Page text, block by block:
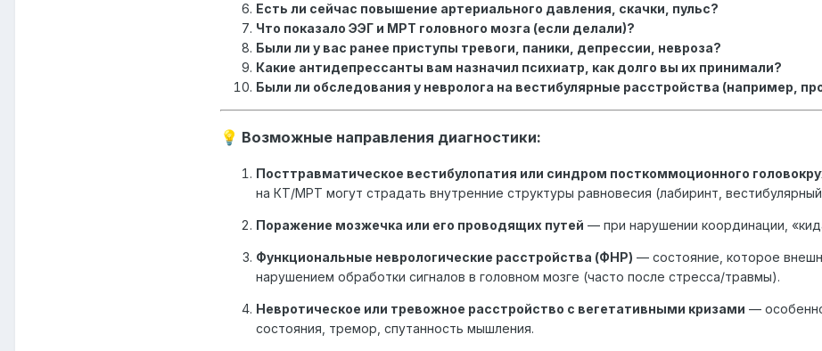
Есть ли сейчас повышение артериального давления, скачки, пульс?
Что показало ЭЭГ и МРТ головного мозга (если делали)?
Были ли у вас ранее приступы тревоги, паники, депрессии, невроза?
Какие антидепрессанты вам назначил психиатр, как долго вы их принимали?
Были ли обследования у невролога на вестибулярные расстройства (например,
💡 Возможные направления диагностики:
Посттравматическое вестибулопатия или синдром посткоммоционного
на КТ/МРТ могут страдать внутренние структуры равновесия (лабиринт,
Поражение мозжечка или его проводящих путей — при нарушении координации,
Функциональные неврологические расстройства (ФНР) — состояние, которое
нарушением обработки сигналов в головном мозге (часто после стресса/травмы).
Невротическое или тревожное расстройство с вегетативными кризами —
состояния, тремор, спутанность мышления.